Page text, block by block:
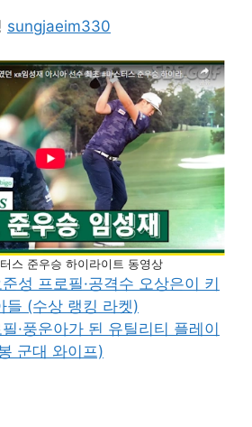
sungjaeim330
스 준우승 하이라이트 동영상
성 프로필·공격수 오상은이 키
들 (수상 랭킹 라켓)
·풍운아가 된 유틸리티 플레이
군대 와이프)